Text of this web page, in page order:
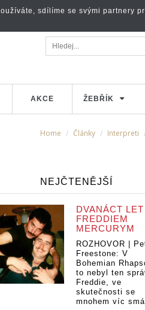
AKCE ŽEBŘÍK
Home Články Interpreti
NEJČTENĚJŠÍ
DVANÁCT
FREDDIEM
MERCURYM
ROZHOVOR |
Freestone: V
Bohemian
to nebyl ten
Freddie, ve
skutečnosti se
mnohem víc smál
sdílíme se svými partnery